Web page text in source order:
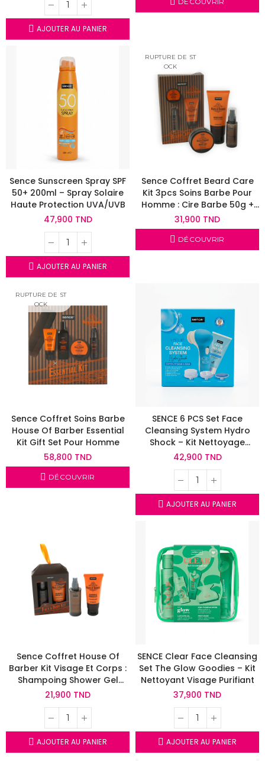
AJOUTER AU PANIER
Sence Sunscreen Spray SPF
50+ 200ml – Spray Solaire
Haute Protection UVA/UVB
47,900 TND
AJOUTER AU PANIER
RUPTURE DE ST
OCK
Sence Coffret Beard Care
Kit 3pcs Soins Barbe Pour
Homme : Cire Barbe 50g +
Shampoing Barbe 150ml +
Huile Barbe 50ml
31,900 TND
DÉCOUVRIR
RUPTURE DE ST
OCK
Sence Coffret Soins Barbe
House Of Barber Essential
Kit Gift Set Pour Homme
58,800 TND
DÉCOUVRIR
SENCE 6 PCS Set Face
Cleansing System Hydro
Shock – Kit Nettoyage
Visage Complet
42,900 TND
AJOUTER AU PANIER
Sence Coffret House Of
Barber Kit Visage Et Corps :
Shampoing Shower Gel
100ml + Huile De Barbe 100ml
21,900 TND
AJOUTER AU PANIER
SENCE Clear Face Cleansing
Set The Glow Goodies – Kit
Nettoyant Visage Purifiant
37,900 TND
AJOUTER AU PANIER